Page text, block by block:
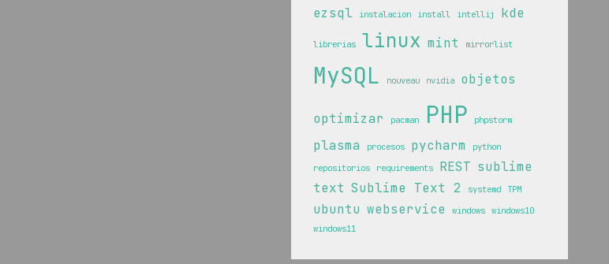
ezsql instalacion install intellij kde
librerias linux mint mirrorlist
MySQL nouveau nvidia objetos
optimizar pacman PHP phpstorm
plasma procesos pycharm
python
repositorios
requirements REST sublime
text Sublime Text 2 systemd TPM
ubuntu webservice windows windows10
windows11